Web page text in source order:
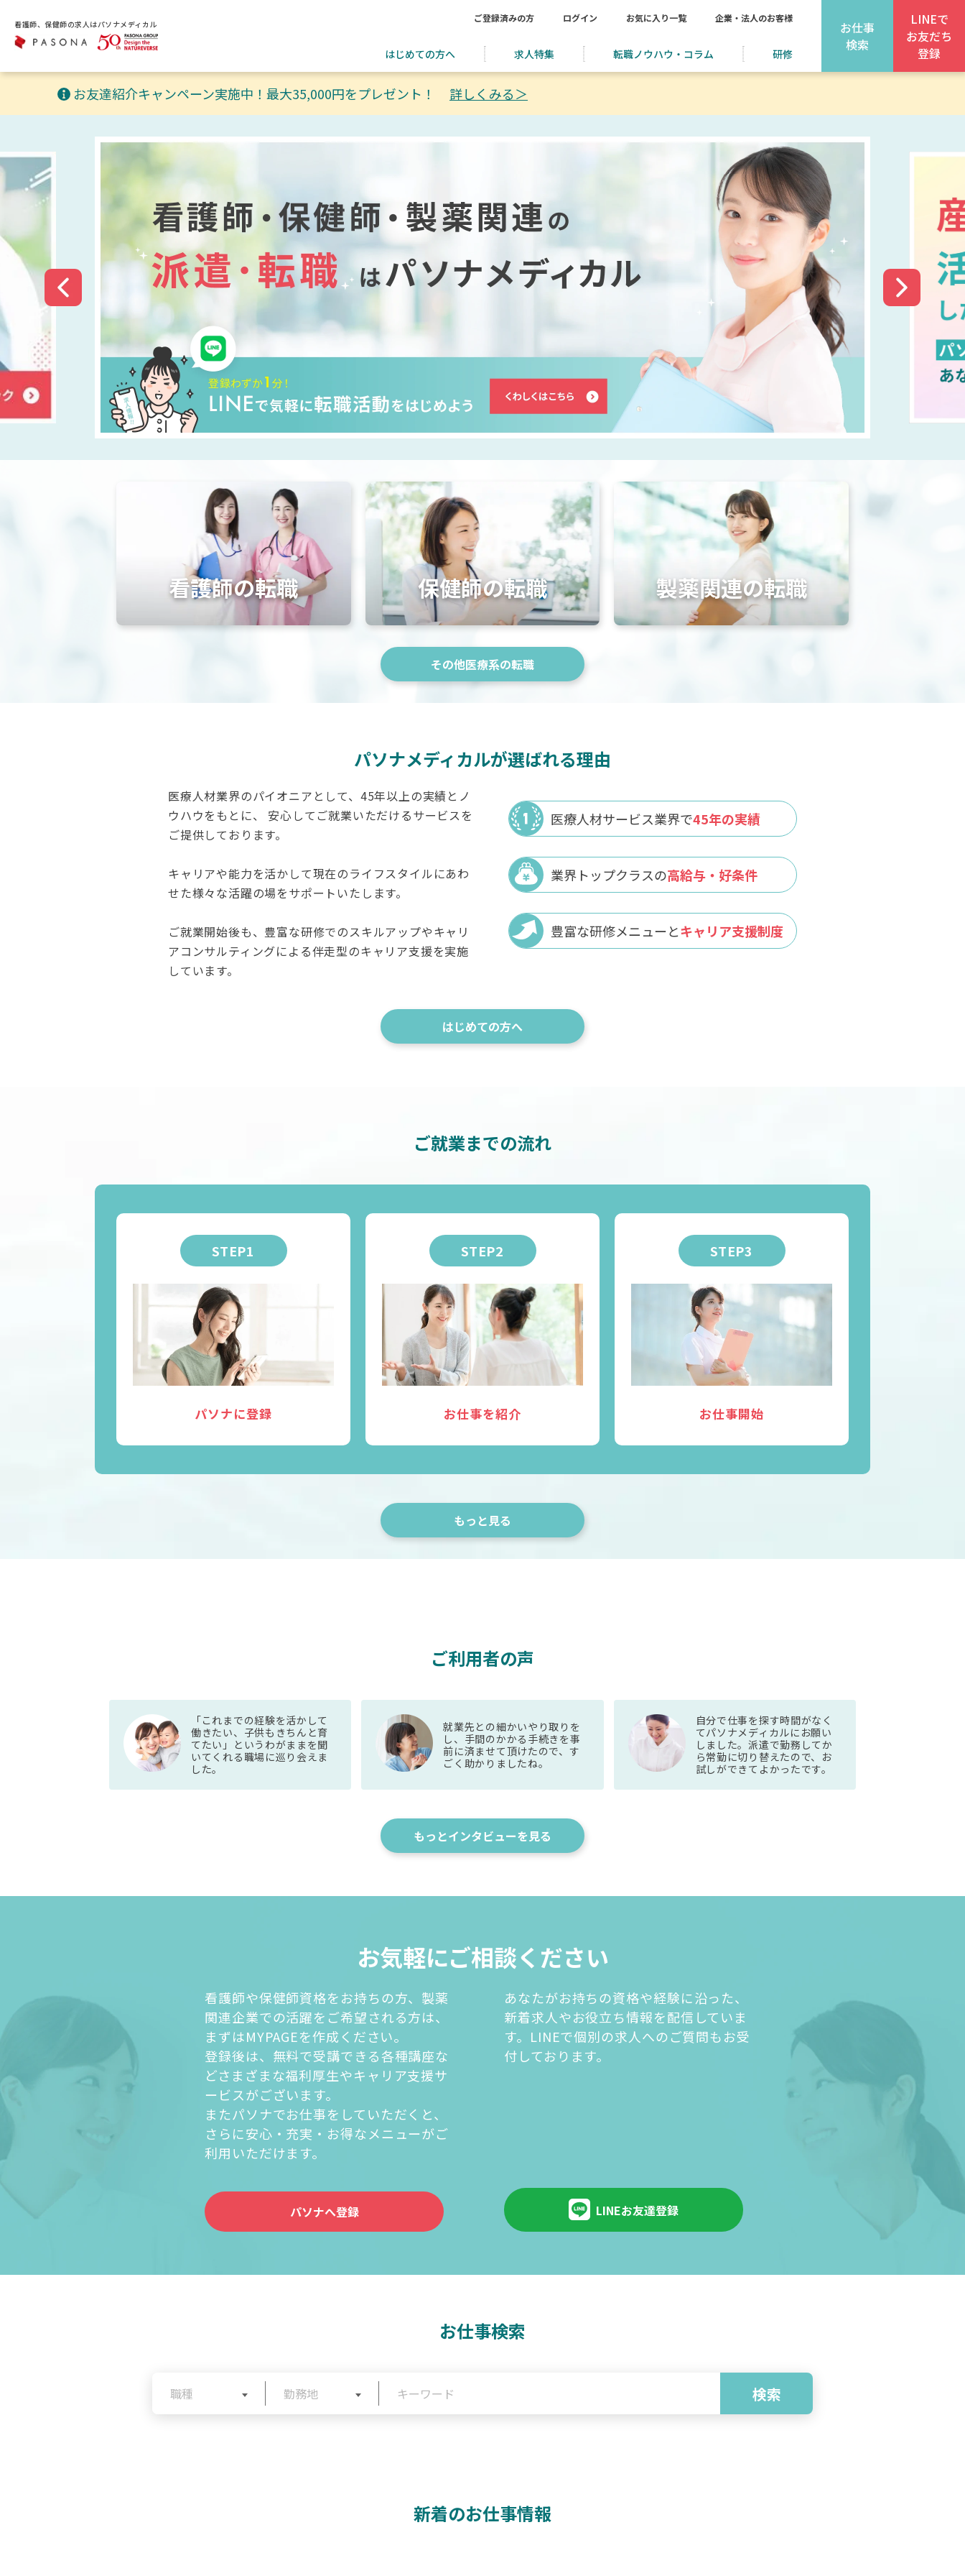
看護師、保健師の求人はパソナメディカル
ご登録済みの方 ログイン お気に入り一覧 企業・法人のお客様
はじめての方へ 求人特集 転職ノウハウ・コラム 研修
お仕事
検索
LINEで
お友だち
登録
お友達紹介キャンペーン実施中！最大35,000円をプレゼント！ 詳しくみる＞
看護師の転職 保健師の転職 製薬関連の転職
その他医療系の転職
パソナメディカルが選ばれる理由
医療人材業界のパイオニアとして、45年以上の実績とノ
ウハウをもとに、 安心してご就業いただけるサービスを
ご提供しております。
キャリアや能力を活かして現在のライフスタイルにあわ
せた様々な活躍の場をサポートいたします。
ご就業開始後も、豊富な研修でのスキルアップやキャリ
アコンサルティングによる伴走型のキャリア支援を実施
しています。
医療人材サービス業界で45年の実績
業界トップクラスの高給与・好条件
豊富な研修メニューとキャリア支援制度
はじめての方へ
ご就業までの流れ
STEP1
パソナに登録
STEP2
お仕事を紹介
STEP3
お仕事開始
もっと見る
ご利用者の声
「これまでの経験を活かして
働きたい、子供もきちんと育
てたい」というわがままを聞
いてくれる職場に巡り会えま
した。
就業先との細かいやり取りを
し、手間のかかる手続きを事
前に済ませて頂けたので、す
ごく助かりましたね。
自分で仕事を探す時間がなく
てパソナメディカルにお願い
しました。派遣で勤務してか
ら常勤に切り替えたので、お
試しができてよかったです。
もっとインタビューを見る
お気軽にご相談ください
看護師や保健師資格をお持ちの方、製薬
関連企業での活躍をご希望される方は、
まずはMYPAGEを作成ください。
登録後は、無料で受講できる各種講座な
どさまざまな福利厚生やキャリア支援サ
ービスがございます。
またパソナでお仕事をしていただくと、
さらに安心・充実・お得なメニューがご
利用いただけます。
パソナへ登録
あなたがお持ちの資格や経験に沿った、
新着求人やお役立ち情報を配信していま
す。LINEで個別の求人へのご質問もお受
付しております。
LINEお友達登録
お仕事検索
新着のお仕事情報